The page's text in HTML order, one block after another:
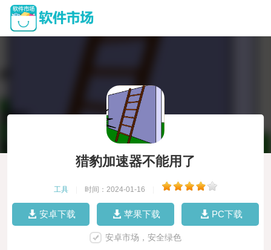
猎豹加速器不能用了
工具 时间：2024-01-16
安卓下载 苹果下载 PC下载
安卓市场，安全绿色